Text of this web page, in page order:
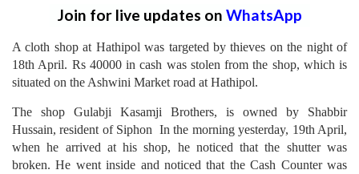
Join for live updates on WhatsApp
A cloth shop at Hathipol was targeted by thieves on the night of
18th April. Rs 40000 in cash was stolen from the shop, which is
situated on the Ashwini Market road at Hathipol.
The shop Gulabji Kasamji Brothers, is owned by Shabbir
Hussain, resident of Siphon In the morning yesterday, 19th April,
when he arrived at his shop, he noticed that the shutter was
broken. He went inside and noticed that the Cash Counter was